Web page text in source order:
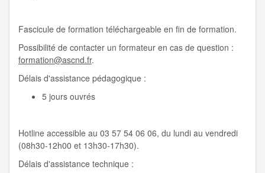
Fascicule de formation téléchargeable en fin de formation.
Possibilité de contacter un formateur en cas de question :
formation@ascnd.fr.
Délais d'assistance pédagogique :
5 jours ouvrés
Hotline accessible au 03 57 54 06 06, du lundi au vendredi
(08h30-12h00 et 13h30-17h30).
Délais d'assistance technique :